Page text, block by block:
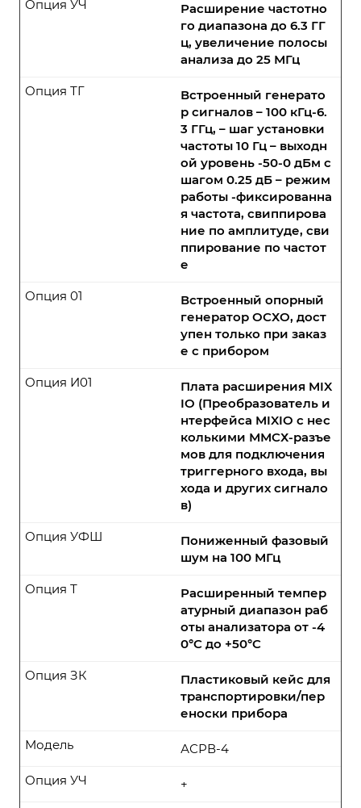
Расширение частотно
го диапазона до 6.3 ГГ
ц, увеличение полосы
анализа до 25 МГц
Опция УЧ
Встроенный генерато
р сигналов – 100 кГц-6.
3 ГГц, – шаг установки
частоты 10 Гц – выходн
ой уровень -50-0 дБм с
шагом 0.25 дБ – режим
работы -фиксированна
я частота, свиппирова
ние по амплитуде, сви
ппирование по частот
е
Опция ТГ
Встроенный опорный
генератор ОСХО, дост
упен только при заказ
е с прибором
Опция 01
Плата расширения MIX
IO (Преобразователь и
нтерфейса MIXIO с нес
колькими ММCХ-разъе
мов для подключения
триггерного входа, вы
хода и других сигнало
в)
Опция И01
Пониженный фазовый
шум на 100 МГц
Опция УФШ
Расширенный темпер
атурный диапазон раб
оты анализатора от -4
0°C до +50°C
Опция Т
Пластиковый кейс для
транспортировки/пер
еноски прибора
Опция ЗК
АСРВ-4
Модель
+
Опция УЧ